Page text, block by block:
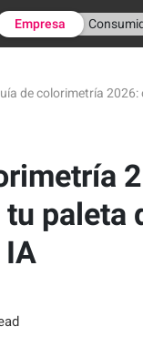
Empresa
de colorimetría
paleta